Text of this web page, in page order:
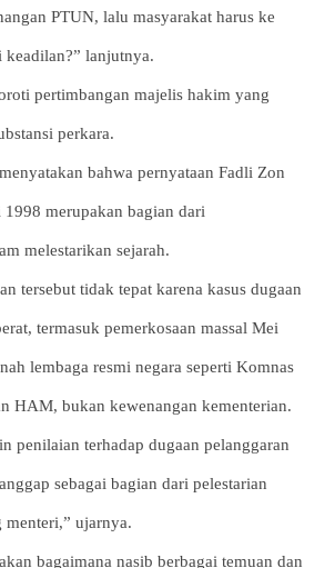
PTUN, lalu masyarakat harus ke
keadilan?” lanjutnya.
pertimbangan majelis hakim yang
perkara.
bahwa pernyataan Fadli Zon
merupakan bagian dari
melestarikan sejarah.
tersebut tidak tepat karena kasus dugaan
termasuk pemerkosaan massal Mei
lembaga resmi negara seperti Komnas
HAM, bukan kewenangan kementerian.
penilaian terhadap dugaan pelanggaran
sebagai bagian dari pelestarian
menteri,” ujarnya.
bagaimana nasib berbagai temuan dan